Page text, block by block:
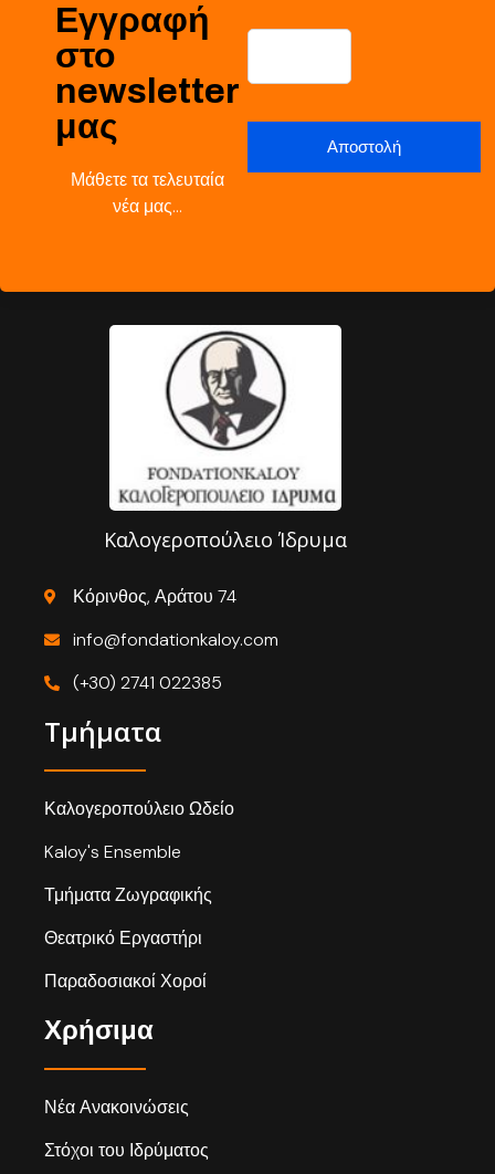
Εγγραφή
στο
newsletter
μας
Μάθετε τα τελευταία
νέα μας…
Καλογεροπούλειο Ίδρυμα
Κόρινθος, Αράτου 74
info@fondationkaloy.com
(+30) 2741 022385
Τμήματα
Καλογεροπούλειο Ωδείο
Kaloy's Ensemble
Τμήματα Ζωγραφικής
Θεατρικό Εργαστήρι
Παραδοσιακοί Χοροί
Χρήσιμα
Νέα Ανακοινώσεις
Στόχοι του Ιδρύματος